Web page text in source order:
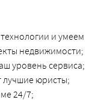
и умеем
недвижимости;
уровень сервиса;
лучшие юристы;
24/7;